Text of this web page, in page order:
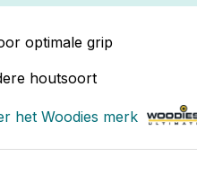
optimale grip
houtsoort
het Woodies merk